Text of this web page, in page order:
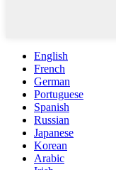
English
French
German
Portuguese
Spanish
Russian
Japanese
Korean
Arabic